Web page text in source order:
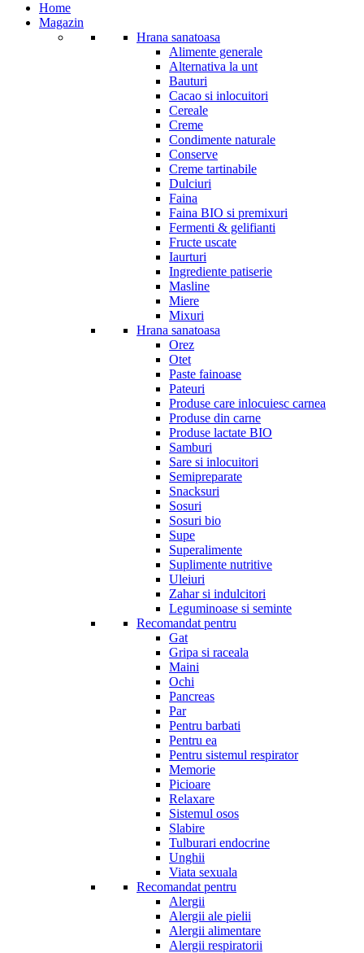
Home
Magazin
Hrana sanatoasa
Alimente generale
Alternativa la unt
Bauturi
Cacao si inlocuitori
Cereale
Creme
Condimente naturale
Conserve
Creme tartinabile
Dulciuri
Faina
Faina BIO si premixuri
Fermenti & gelifianti
Fructe uscate
Iaurturi
Ingrediente patiserie
Masline
Miere
Mixuri
Hrana sanatoasa
Orez
Otet
Paste fainoase
Pateuri
Produse care inlocuiesc carnea
Produse din carne
Produse lactate BIO
Samburi
Sare si inlocuitori
Semipreparate
Snacksuri
Sosuri
Sosuri bio
Supe
Superalimente
Suplimente nutritive
Uleiuri
Zahar si indulcitori
Leguminoase si seminte
Recomandat pentru
Gat
Gripa si raceala
Maini
Ochi
Pancreas
Par
Pentru barbati
Pentru ea
Pentru sistemul respirator
Memorie
Picioare
Relaxare
Sistemul osos
Slabire
Tulburari endocrine
Unghii
Viata sexuala
Recomandat pentru
Alergii
Alergii ale pielii
Alergii alimentare
Alergii respiratorii